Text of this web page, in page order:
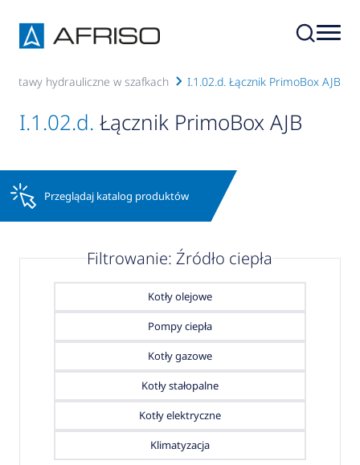
hydrauliczne w szafkach I.1.02.d. Łącznik PrimoBox AJB
I.1.02.d. Łącznik PrimoBox AJB
Przeglądaj katalog produktów
Filtrowanie: Źródło ciepła
Kotły olejowe
Pompy ciepła
Kotły gazowe
Kotły stałopalne
Kotły elektryczne
Klimatyzacja